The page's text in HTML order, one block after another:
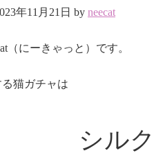
年11月21日 by neecat
（にーきゃっと）です。
猫ガチャは
シル